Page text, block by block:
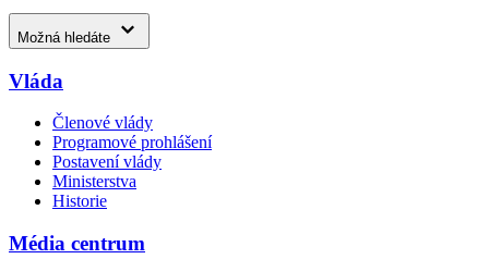
Možná hledáte
Vláda
Členové vlády
Programové prohlášení
Postavení vlády
Ministerstva
Historie
Média centrum